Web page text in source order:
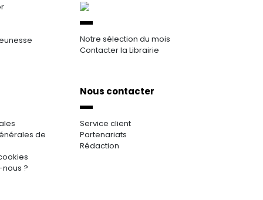
Notre sélection du mois
Contacter la Librairie
de
?
Nous contacter
Service client
Partenariats
Rédaction